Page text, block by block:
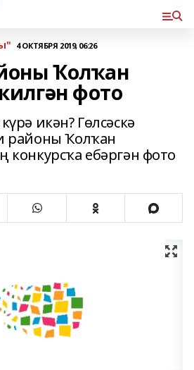
4 ОКТЯБРЯ 2019, 06:26
Ҡолҡан
фото
икән? Гөлсәскә
районы Ҡолҡан
конкурсҡа ебәргән фото